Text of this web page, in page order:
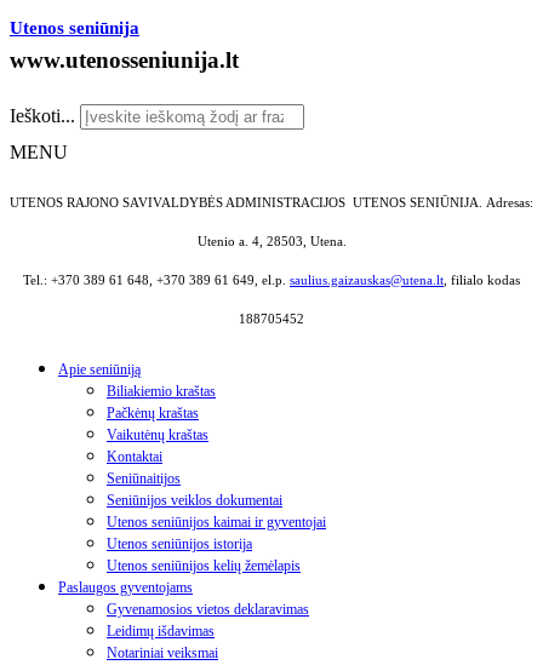
Utenos seniūnija
www.utenosseniunija.lt
Ieškoti...
MENU
UTENOS RAJONO SAVIVALDYBĖS ADMINISTRACIJOS UTENOS SENIŪNIJA. Adresas:
Utenio a. 4, 28503, Utena.
Tel.: +370 389 61 648, +370 389 61 649, el.p. saulius.gaizauskas@utena.lt, filialo kodas
188705452
Apie seniūniją
Biliakiemio kraštas
Pačkėnų kraštas
Vaikutėnų kraštas
Kontaktai
Seniūnaitijos
Seniūnijos veiklos dokumentai
Utenos seniūnijos kaimai ir gyventojai
Utenos seniūnijos istorija
Utenos seniūnijos kelių žemėlapis
Paslaugos gyventojams
Gyvenamosios vietos deklaravimas
Leidimų išdavimas
Notariniai veiksmai